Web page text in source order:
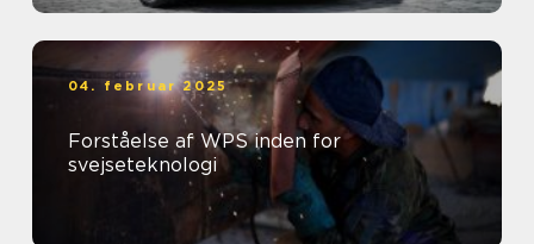
04. februar 2025
Forståelse af WPS inden for
svejseteknologi